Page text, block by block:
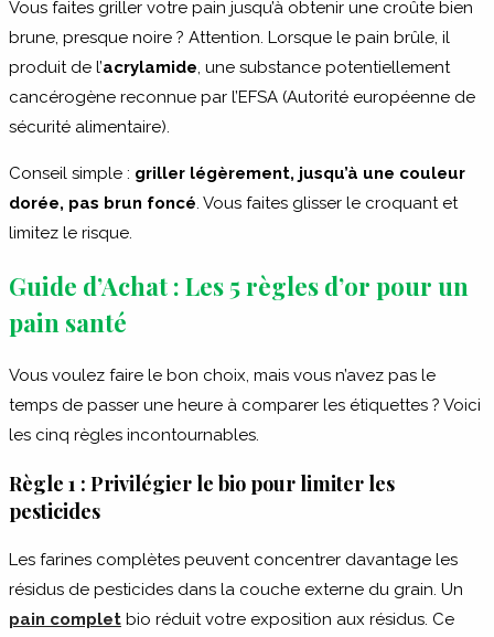
Vous faites griller votre pain jusqu’à obtenir une croûte bien
brune, presque noire ? Attention. Lorsque le pain brûle, il
produit de l’acrylamide, une substance potentiellement
cancérogène reconnue par l’EFSA (Autorité européenne de
sécurité alimentaire).
Conseil simple : griller légèrement, jusqu’à une couleur
dorée, pas brun foncé. Vous faites glisser le croquant et
limitez le risque.
Guide d’Achat : Les 5 règles d’or pour un
pain santé
Vous voulez faire le bon choix, mais vous n’avez pas le
temps de passer une heure à comparer les étiquettes ? Voici
les cinq règles incontournables.
Règle 1 : Privilégier le bio pour limiter les
pesticides
Les farines complètes peuvent concentrer davantage les
résidus de pesticides dans la couche externe du grain. Un
pain complet bio réduit votre exposition aux résidus. Ce